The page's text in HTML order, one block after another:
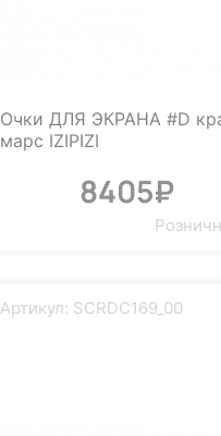
Очки ДЛЯ ЭКРАНА #D
марс IZIPIZI
8405₽
Артикул: SCRDC169_00